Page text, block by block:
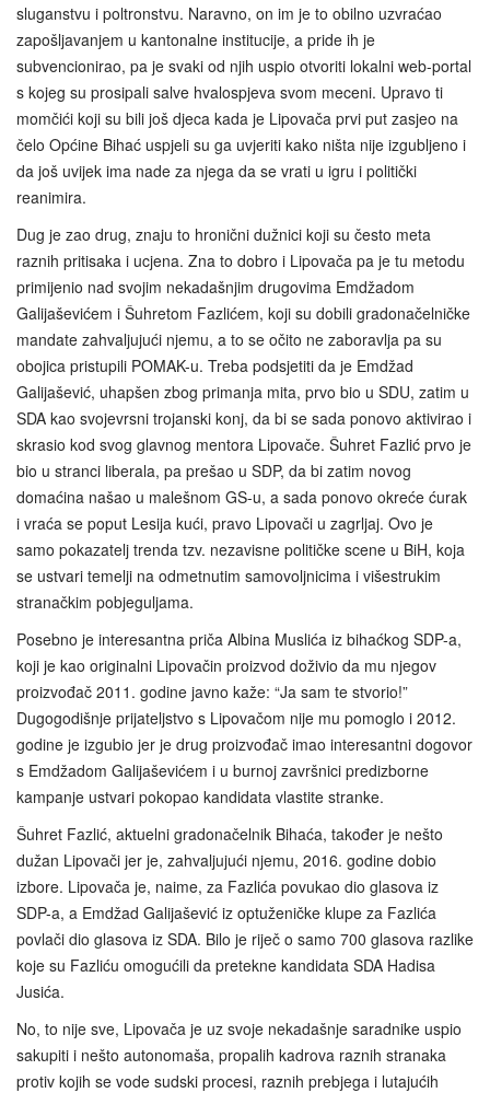
sluganstvu i poltronstvu. Naravno, on im je to obilno uzvraćao
zapošljavanjem u kantonalne institucije, a pride ih je
subvencionirao, pa je svaki od njih uspio otvoriti lokalni web-portal
s kojeg su prosipali salve hvalospjeva svom meceni. Upravo ti
momčići koji su bili još djeca kada je Lipovača prvi put zasjeo na
čelo Općine Bihać uspjeli su ga uvjeriti kako ništa nije izgubljeno i
da još uvijek ima nade za njega da se vrati u igru i politički
reanimira.
Dug je zao drug, znaju to hronični dužnici koji su često meta
raznih pritisaka i ucjena. Zna to dobro i Lipovača pa je tu metodu
primijenio nad svojim nekadašnjim drugovima Emdžadom
Galijaševićem i Šuhretom Fazlićem, koji su dobili gradonačelničke
mandate zahvaljujući njemu, a to se očito ne zaboravlja pa su
obojica pristupili POMAK-u. Treba podsjetiti da je Emdžad
Galijašević, uhapšen zbog primanja mita, prvo bio u SDU, zatim u
SDA kao svojevrsni trojanski konj, da bi se sada ponovo aktivirao i
skrasio kod svog glavnog mentora Lipovače. Šuhret Fazlić prvo je
bio u stranci liberala, pa prešao u SDP, da bi zatim novog
domaćina našao u malešnom GS-u, a sada ponovo okreće ćurak
i vraća se poput Lesija kući, pravo Lipovači u zagrljaj. Ovo je
samo pokazatelj trenda tzv. nezavisne političke scene u BiH, koja
se ustvari temelji na odmetnutim samovoljnicima i višestrukim
stranačkim pobjeguljama.
Posebno je interesantna priča Albina Muslića iz bihaćkog SDP-a,
koji je kao originalni Lipovačin proizvod doživio da mu njegov
proizvođač 2011. godine javno kaže: “Ja sam te stvorio!”
Dugogodišnje prijateljstvo s Lipovačom nije mu pomoglo i 2012.
godine je izgubio jer je drug proizvođač imao interesantni dogovor
s Emdžadom Galijaševićem i u burnoj završnici predizborne
kampanje ustvari pokopao kandidata vlastite stranke.
Šuhret Fazlić, aktuelni gradonačelnik Bihaća, također je nešto
dužan Lipovači jer je, zahvaljujući njemu, 2016. godine dobio
izbore. Lipovača je, naime, za Fazlića povukao dio glasova iz
SDP-a, a Emdžad Galijašević iz optuženičke klupe za Fazlića
povlači dio glasova iz SDA. Bilo je riječ o samo 700 glasova razlike
koje su Fazliću omogućili da pretekne kandidata SDA Hadisa
Jusića.
No, to nije sve, Lipovača je uz svoje nekadašnje saradnike uspio
sakupiti i nešto autonomaša, propalih kadrova raznih stranaka
protiv kojih se vode sudski procesi, raznih prebjega i lutajućih